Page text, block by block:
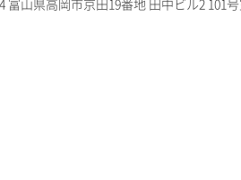
富山県高岡市京田19番地 田中ビル2 101号